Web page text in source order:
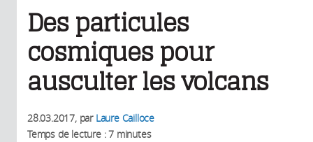
Des particules
cosmiques pour
ausculter les volcans
28.03.2017, par Laure Cailloce
Temps de lecture : 7 minutes